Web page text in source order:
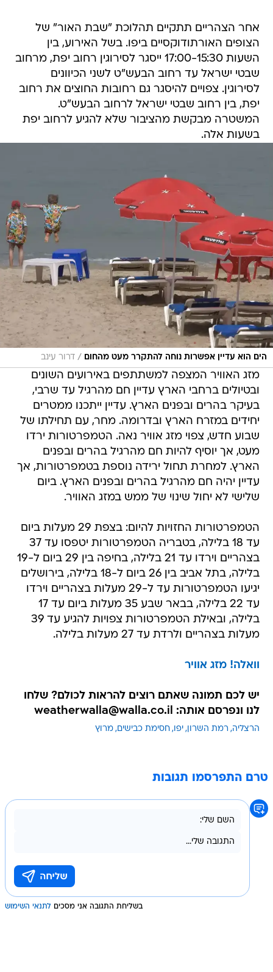
אחר הצהריים תתקיים תהלוכת "שבת האור" של
הצופים האורתודוקסיים ביפו. בשל האירוע, בין
השעות 17:00-15:30 ייסגר לסירוגין רחוב יפת, מרחוב
שבטי ישראל עד רחוב הבעש"ט לשני הכיוונים
לסירוגין. צפויים להיסגר גם רחובות החוצים את רחוב
יפת, בין רחוב שבטי ישראל לרחוב הבעש"ט.
המשטרה מבקשת מהציבור שלא להגיע לרחוב יפת
בשעות אלה.
הים הוא עדיין אפשרות נוחה להתקרר מעט מהחום / דרור עינב
מזג האוויר המצפה למשתתפים באירועים השונים
ובטיולים ברחבי הארץ עדיין חם מהרגיל עד שרבי,
בעיקר בהרים ובפנים הארץ. עדיין ייתכנו ממטרים
יחידים במזרח הארץ ובדרומה. מחר, עם תחילתו של
שבוע חדש, צפוי מזג אוויר נאה. הטמפרטורות ירדו
מעט, אך יוסיף להיות חם מהרגיל בהרים ובפנים
הארץ. למחרת תחול ירידה נוספת בטמפרטורות, אך
עדיין יהיה חם מהרגיל בהרים ובפנים הארץ. ביום
שלישי לא יחול שינוי של ממש במזג האוויר.
הטמפרטורות החזויות להיום: בצפת 29 מעלות ביום
עד 18 בלילה, בטבריה הטמפרטורות יטפסו עד 37
בצהריים וירדו עד 21 בלילה, בחיפה בין 29 ביום ל-19
בלילה, בתל אביב בין 26 ביום ל-18 בלילה, בירושלים
יגיעו הטמפרטורות עד ל-29 מעלות בצהריים וירדו
עד 22 בלילה, בבאר שבע 35 מעלות ביום עד 17
בלילה, ובאילת הטמפרטורות צפויות להגיע עד 39
מעלות בצהריים ולרדת עד 27 מעלות בלילה.
וואלה! מזג אוויר
יש לכם תמונה שאתם רוצים להראות לכולם? שלחו
לנו ונפרסם אותה: weatherwalla@walla.co.il
הרצליה רמת השרון יפו חסימת כבישים מרוץ
טרם התפרסמו תגובות
בשליחת התגובה אני מסכים לתנאי השימוש